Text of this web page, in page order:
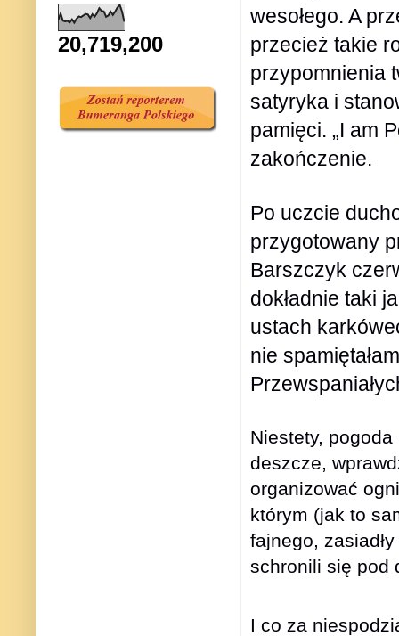
wesołego. A
przecież takie
przypomnienia
satyryka i
pamięci. „I am
zakończenie.
Po uczcie
przygotowany
Barszczyk
dokładnie taki
ustach
nie
Niestety, pogoda
deszcze,
organizować
którym (jak to
fajnego,
schronili się pod
I co za
20,719,200